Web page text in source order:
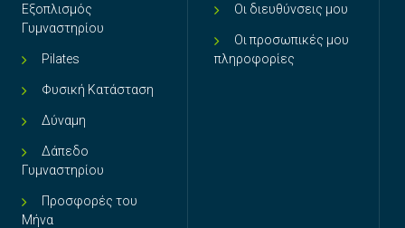
Εξοπλισμός
Γυμναστηρίου
Pilates
Φυσική Κατάσταση
Δύναμη
Δάπεδο
Γυμναστηρίου
Προσφορές του
Μήνα
Οι διευθύνσεις μου
Οι προσωπικές μου
πληροφορίες